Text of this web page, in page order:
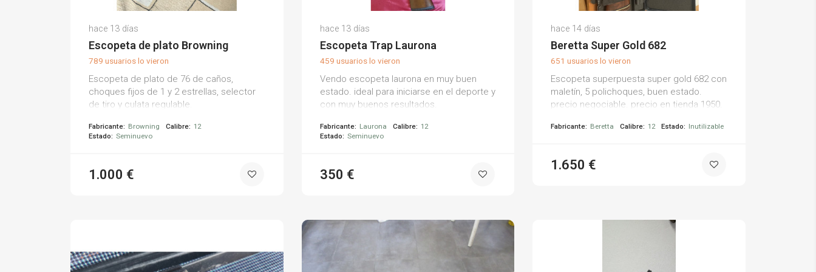
Alejandro G.
(0)
hace 13 días
Escopeta de plato Browning
789 usuarios lo vieron
Escopeta de plato de 76 de caños,
choques fijos de 1 y 2 estrellas, selector
de tiro y culata regulable.
Fabricante: Browning Calibre: 12
Estado: Seminuevo
1.000 €
Juan Carlos A.
(0)
hace 13 días
Escopeta Trap Laurona
459 usuarios lo vieron
Vendo escopeta laurona en muy buen
estado. ideal para iniciarse en el deporte y
con muy buenos resultados.
Fabricante: Laurona Calibre: 12
Estado: Seminuevo
350 €
Edu B.
(0)
hace 14 días
Beretta Super Gold 682
651 usuarios lo vieron
Escopeta superpuesta super gold 682 con
maletín, 5 polichoques, buen estado.
precio negociable. precio en tienda 1950.
Fabricante: Beretta Calibre: 12 Estado: Inutilizable
1.650 €